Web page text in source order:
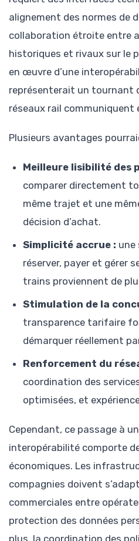
alignement des normes de
collaboration étroite entre
historiques et rivaux sur le
en œuvre d’une
représenterait un tournant
réseaux rail communiquent
Plusieurs avantages
Meilleure lisibilité des
comparer directement
même trajet et une
décision d’achat.
Simplicité accrue : une
réserver, payer et gérer
trains proviennent de
Stimulation de la
transparence tarifaire
démarquer réellement
Renforcement du
coordination des
optimisées, et
Cependant, ce passage à
interopérabilité comporte
économiques. Les
compagnies doivent
commerciales entre
protection des données